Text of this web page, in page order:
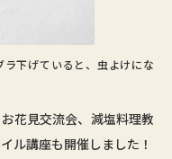
下げていると、虫よけにな
花見交流会、減塩料理教
ル講座も開催しました！